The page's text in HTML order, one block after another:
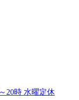
20時 水曜定休